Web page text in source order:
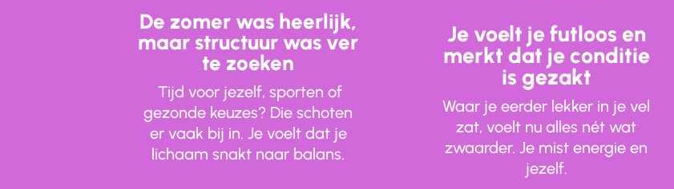
De zomer was heerlijk,
maar structuur was ver
te zoeken
Tijd voor jezelf, sporten of
gezonde keuzes? Die schoten
er vaak bij in. Je voelt dat je
lichaam snakt naar balans.
Je voelt je futloos en
merkt dat je conditie
is gezakt
Waar je eerder lekker in je vel
zat, voelt nu alles nét wat
zwaarder. Je mist energie en
jezelf.